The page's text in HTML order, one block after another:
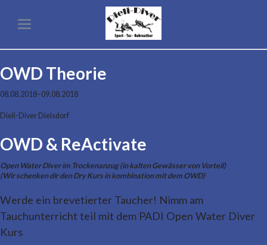
OWD Theorie
08.08.2018–09.08.2018
Dieli-Diver Dielsdorf
OWD & ReActivate
Open Water Diver im Trockenanzug (in kalten Gewässer von Vorteil)
(Wir schenken dir den Dry Kurs in kombination mit dem OWD)
Werde ein brevetierter Taucher! Nimm am
Tauchunterricht teil mit dem PADI Open Water Diver
Kurs